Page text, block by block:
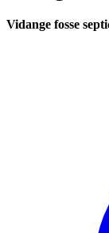
Vidange fosse